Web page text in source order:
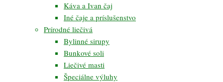
Káva a Ivan čaj
Iné čaje a príslušenstvo
Prírodné liečivá
Bylinné sirupy
Bunkové soli
Liečivé masti
Špeciálne výluhy